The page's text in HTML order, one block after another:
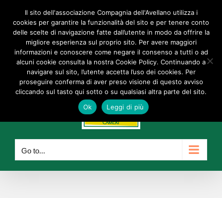
content
FacebookInstagramYouTube
info@compagniadellavellano.org
Go to...
Il sito dell'associazione Compagnia dell'Avellano utilizza i
cookies per garantire la funzionalità del sito e per tenere conto
delle scelte di navigazione fatte dall’utente in modo da offrire la
migliore esperienza sul proprio sito. Per avere maggiori
informazioni e conoscere come negare il consenso a tutti o ad
alcuni cookie consulta la nostra Cookie Policy. Continuando a
navigare sul sito, l’utente accetta l’uso dei cookies. Per
proseguire conferma di aver preso visione di questo avviso
cliccando sul tasto qui sotto o su qualsiasi altra parte del sito.
Ok
Leggi di più